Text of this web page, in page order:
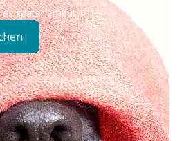
es später erneut.